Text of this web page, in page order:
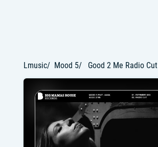
Lmusic Mood 5 Good 2 Me Radio Cut